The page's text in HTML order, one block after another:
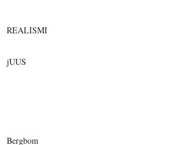
REALISMI
jUUS
Bergbom